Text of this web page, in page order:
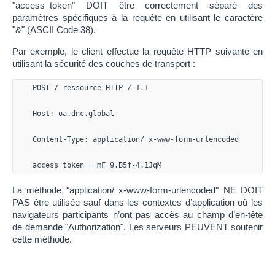
"access_token" DOIT être correctement séparé des
paramètres spécifiques à la requête en utilisant le caractère
"&" (ASCII Code 38).
Par exemple, le client effectue la requête HTTP suivante en
utilisant la sécurité des couches de transport :
POST / ressource HTTP / 1.1
Host: oa.dnc.global
Content-Type: application/ x-www-form-urlencoded
access_token = mF_9.B5f-4.1JqM
La méthode "application/ x-www-form-urlencoded" NE DOIT
PAS être utilisée sauf dans les contextes d’application où les
navigateurs participants n’ont pas accès au champ d’en-tête
de demande "Authorization". Les serveurs PEUVENT soutenir
cette méthode.